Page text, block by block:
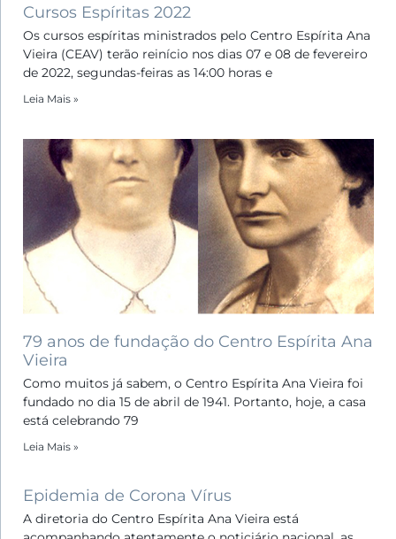
Cursos Espíritas 2022
Os cursos espíritas ministrados pelo Centro Espírita Ana
Vieira (CEAV) terão reinício nos dias 07 e 08 de fevereiro
de 2022, segundas-feiras as 14:00 horas e
Leia Mais »
79 anos de fundação do Centro Espírita Ana
Vieira
Como muitos já sabem, o Centro Espírita Ana Vieira foi
fundado no dia 15 de abril de 1941. Portanto, hoje, a casa
está celebrando 79
Leia Mais »
Epidemia de Corona Vírus
A diretoria do Centro Espírita Ana Vieira está